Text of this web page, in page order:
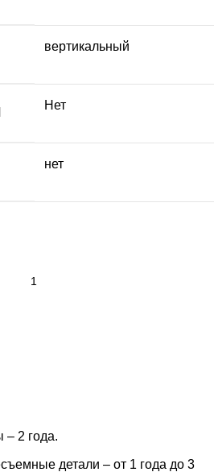
вертикальный
Нет
нет
2 года.
детали – от 1 года до 3